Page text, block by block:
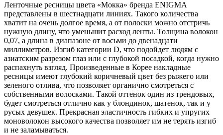
Ленточные ресницы цвета «Мокка» бренда ENIGMA
представлены в шестнадцати линиях. Такого количества
хватит на очень долгое время, а от полоски можно отстричь
нужную длину, что уменьшит расход ленты. Толщина волокон
0,07, а длина в диапазоне от восьми до двенадцати
миллиметров. Изгиб категории D, что подойдет людям с
азиатским разрезом глаз или с глубокой посадкой, когда нужно
распахнуть взгляд. Произведенные в Корее накладные
ресницы имеют глубокий коричневый цвет без рыжего или
зеленого отлива, что позволяет органично смотреться с
собственными волосками. Такой оттенок один из трендовых,
будет смотреться отлично как у блондинок, шатенок, так и у
русых девушек. Прекрасная эластичность гибких и упругих
моноволокон высокого качества позволяет им не терять изгиб
и не заламываться.